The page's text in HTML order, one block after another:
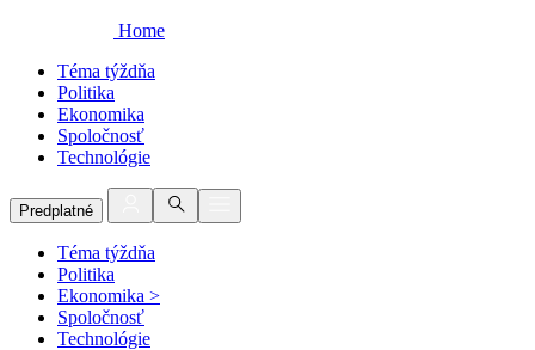
Home
Téma týždňa
Politika
Ekonomika
Spoločnosť
Technológie
Predplatné
Téma týždňa
Politika
Ekonomika >
Spoločnosť
Technológie